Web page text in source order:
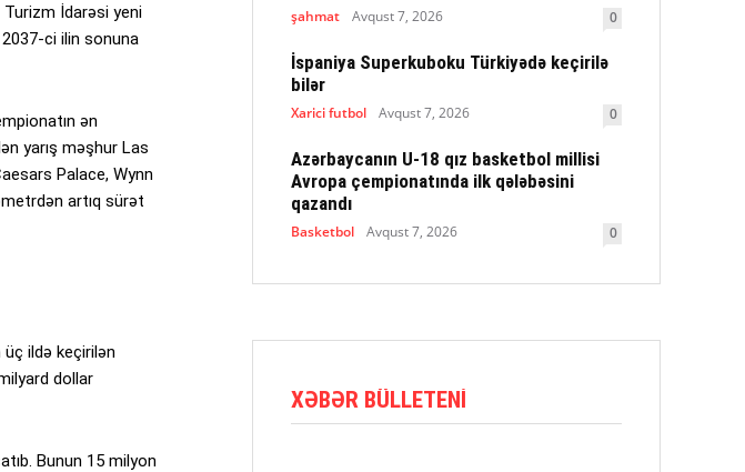
Turizm İdarəsi yeni
ci ilin sonuna
ən
yarış məşhur Las
Palace, Wynn
artıq sürət
üç ildə keçirilən
dollar
Bunun 15 milyon
şahmat Avqust 7, 2026 0
İspaniya Superkuboku Türkiyədə keçirilə
bilər
Xarici futbol Avqust 7, 2026 0
Azərbaycanın U-18 qız basketbol millisi
Avropa çempionatında ilk qələbəsini
qazandı
Basketbol Avqust 7, 2026 0
XƏBƏR BÜLLETENI